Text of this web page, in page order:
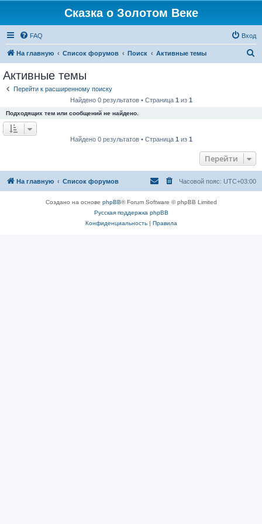
Сказка о Золотом Веке
FAQ Вход
На главную Список форумов Поиск Активные темы
Активные темы
Перейти к расширенному поиску
Найдено 0 результатов • Страница 1 из 1
Подходящих тем или сообщений не найдено.
Найдено 0 результатов • Страница 1 из 1
Перейти
На главную Список форумов Часовой пояс: UTC+03:00
Создано на основе phpBB® Forum Software © phpBB Limited
Русская поддержка phpBB
Конфиденциальность| Правила